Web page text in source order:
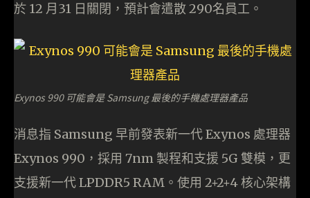
於 12 月31 日關閉，預計會遣散 290名員工。
Exynos 990 可能會是 Samsung 最後的手機處理器產品
消息指 Samsung 早前發表新一代 Exynos 處理器
Exynos 990，採用 7nm 製程和支援 5G 雙模，更
支援新一代 LPDDR5 RAM。使用 2+2+4 核心架構